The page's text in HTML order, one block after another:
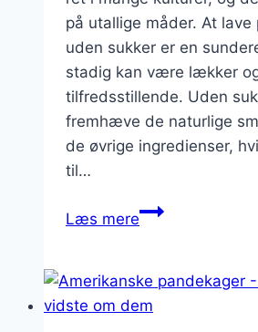
på utallige måder. At lave
uden sukker er en
stadig kan være lækker
tilfredsstillende. Uden
fremhæve de naturlige
de øvrige ingredienser,
til…
Læs mereHvordan
pandekager
uden